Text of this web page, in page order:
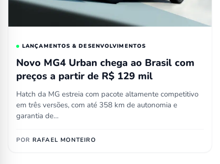
LANÇAMENTOS & DESENVOLVIMENTOS
Novo MG4 Urban chega ao Brasil com
preços a partir de R$ 129 mil
Hatch da MG estreia com pacote altamente competitivo
em três versões, com até 358 km de autonomia e
garantia de…
POR RAFAEL MONTEIRO